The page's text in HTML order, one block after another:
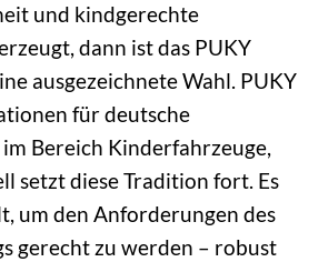
und kindgerechte
dann ist das PUKY
ausgezeichnete Wahl. PUKY
für deutsche
Bereich Kinderfahrzeuge,
setzt diese Tradition fort. Es
um den Anforderungen des
gerecht zu werden – robust